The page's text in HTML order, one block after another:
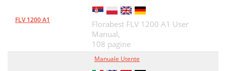
FLV 1200 A1
Florabest FLV 1200 A1 User
Manual,
108 pagine
Manuale Utente